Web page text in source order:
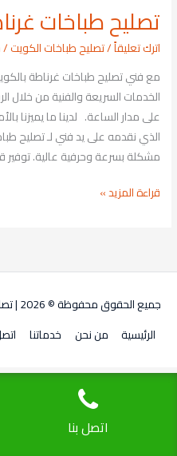
تصليح طباخات غرناطة
اترك تعليقاً/تصليح طباخات الكويت/
مع فني تصليح طباخات غرناطة
على مدار الساعة. لدينا ما يميزنا
الذي نقدمه على يد فني لـ تصليح
مشكلة بسرعة وحرفية عالية. توفير
تصليح
طباخات
غرناطة
69001113
قراءة المزيد »
جميع الحقوق محفوظة © 2026 |
الرئيسية
من نحن خدماتنا
اتصل بنا